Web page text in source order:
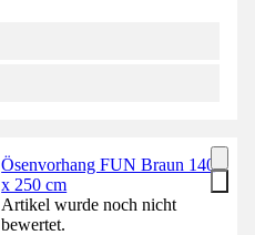
Ösenvorhang FUN Braun 140
x 250 cm
Artikel wurde noch nicht
bewertet.